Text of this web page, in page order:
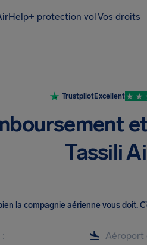
protection volVos droits
TrustpilotExcellent
Tassili
la compagnie aérienne vous doit.